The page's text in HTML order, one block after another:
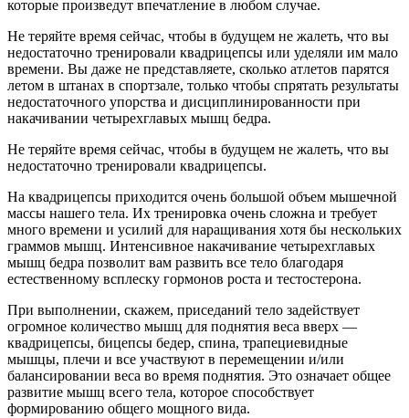
которые произведут впечатление в любом случае.
Не теряйте время сейчас, чтобы в будущем не жалеть, что вы
недостаточно тренировали квадрицепсы или уделяли им мало
времени. Вы даже не представляете, сколько атлетов парятся
летом в штанах в спортзале, только чтобы спрятать результаты
недостаточного упорства и дисциплинированности при
накачивании четырехглавых мышц бедра.
Не теряйте время сейчас, чтобы в будущем не жалеть, что вы
недостаточно тренировали квадрицепсы.
На квадрицепсы приходится очень большой объем мышечной
массы нашего тела. Их тренировка очень сложна и требует
много времени и усилий для наращивания хотя бы нескольких
граммов мышц. Интенсивное накачивание четырехглавых
мышц бедра позволит вам развить все тело благодаря
естественному всплеску гормонов роста и тестостерона.
При выполнении, скажем, приседаний тело задействует
огромное количество мышц для поднятия веса вверх —
квадрицепсы, бицепсы бедер, спина, трапециевидные
мышцы, плечи и все участвуют в перемещении и/или
балансировании веса во время поднятия. Это означает общее
развитие мышц всего тела, которое способствует
формированию общего мощного вида.